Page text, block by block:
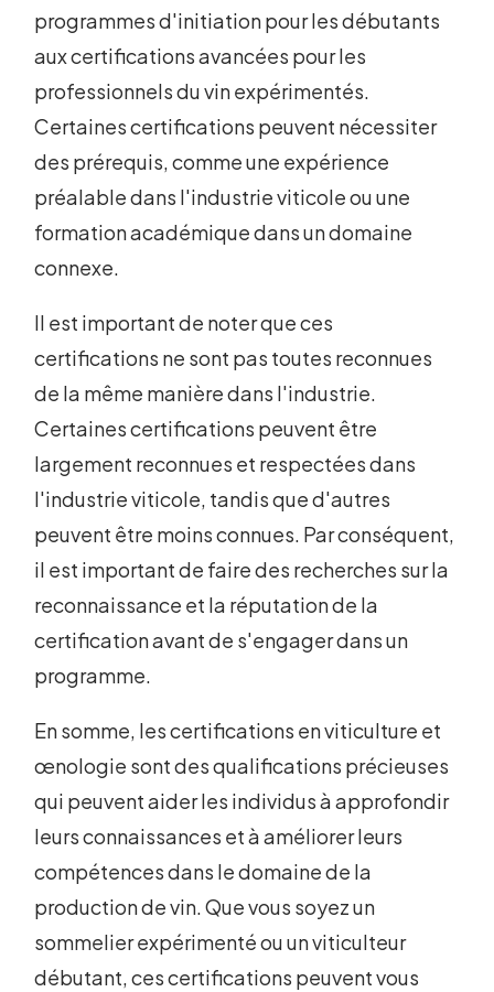
programmes d'initiation pour les débutants
aux certifications avancées pour les
professionnels du vin expérimentés.
Certaines certifications peuvent nécessiter
des prérequis, comme une expérience
préalable dans l'industrie viticole ou une
formation académique dans un domaine
connexe.
Il est important de noter que ces
certifications ne sont pas toutes reconnues
de la même manière dans l'industrie.
Certaines certifications peuvent être
largement reconnues et respectées dans
l'industrie viticole, tandis que d'autres
peuvent être moins connues. Par conséquent,
il est important de faire des recherches sur la
reconnaissance et la réputation de la
certification avant de s'engager dans un
programme.
En somme, les certifications en viticulture et
œnologie sont des qualifications précieuses
qui peuvent aider les individus à approfondir
leurs connaissances et à améliorer leurs
compétences dans le domaine de la
production de vin. Que vous soyez un
sommelier expérimenté ou un viticulteur
débutant, ces certifications peuvent vous